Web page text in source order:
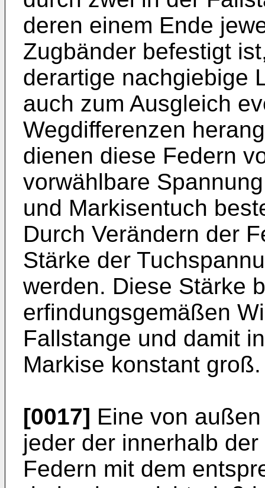
deren einem Ende
Zugbänder befestigt
derartige nachgiebige
auch zum Ausgleich
Wegdifferenzen
dienen diese Federn
vorwählbare
und Markisentuch
Durch Verändern der
Stärke der
werden. Diese Stärke
erfindungsgemäßen
Fallstange und damit
Markise konstant groß.
[0017] Eine von
jeder der innerhalb
Federn mit dem